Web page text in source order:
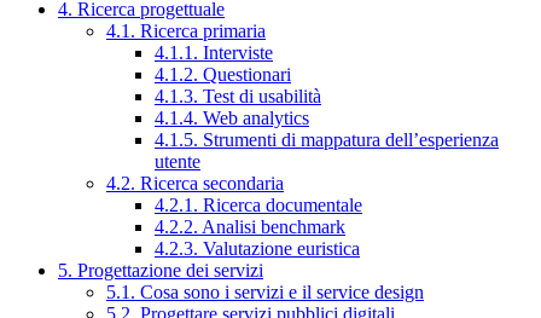
4. Ricerca progettuale
4.1. Ricerca primaria
4.1.1. Interviste
4.1.2. Questionari
4.1.3. Test di usabilità
4.1.4. Web analytics
4.1.5. Strumenti di mappatura dell’esperienza
utente
4.2. Ricerca secondaria
4.2.1. Ricerca documentale
4.2.2. Analisi benchmark
4.2.3. Valutazione euristica
5. Progettazione dei servizi
5.1. Cosa sono i servizi e il service design
5.2. Progettare servizi pubblici digitali